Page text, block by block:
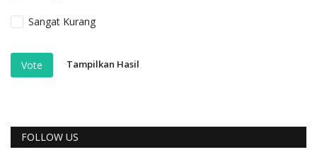
Sangat Kurang
Vote Tampilkan Hasil
FOLLOW US